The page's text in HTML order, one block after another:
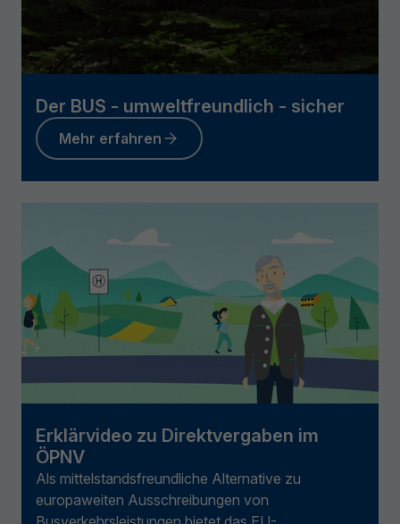
Der BUS - umweltfreundlich - sicher
Mehr erfahren
Erklärvideo zu Direktvergaben im
ÖPNV
Als mittelstandsfreundliche Alternative zu
europaweiten Ausschreibungen von